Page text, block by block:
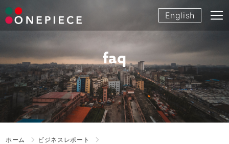
Skip
to
English
faq
ホーム
ビジネスレポート